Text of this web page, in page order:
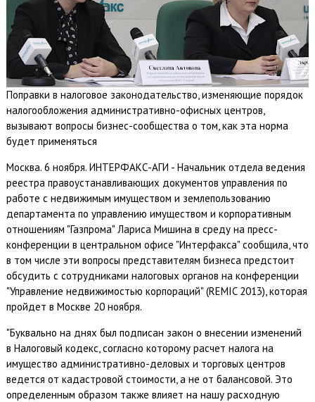
Поправки в налоговое законодательство, изменяющие порядок
налогообложения административно-офисных центров,
вызывают вопросы бизнес-сообщества о том, как эта норма
будет применяться
Москва. 6 ноября. ИНТЕРФАКС-АГИ - Начальник отдела ведения
реестра правоустанавливающих документов управления по
работе с недвижимым имуществом и землепользованию
департамента по управлению имуществом и корпоративным
отношениям "Газпрома" Лариса Мишина в среду на пресс-
конференции в центральном офисе "Интерфакса" сообщила, что
в том числе эти вопросы представителям бизнеса предстоит
обсудить с сотрудниками налоговых органов на конференции
"Управление недвижимостью корпораций" (REMIC 2013), которая
пройдет в Москве 20 ноября.
"Буквально на днях был подписан закон о внесении изменений
в Налоговый кодекс, согласно которому расчет налога на
имущество административно-деловых и торговых центров
ведется от кадастровой стоимости, а не от балансовой. Это
определенным образом также влияет на нашу расходную